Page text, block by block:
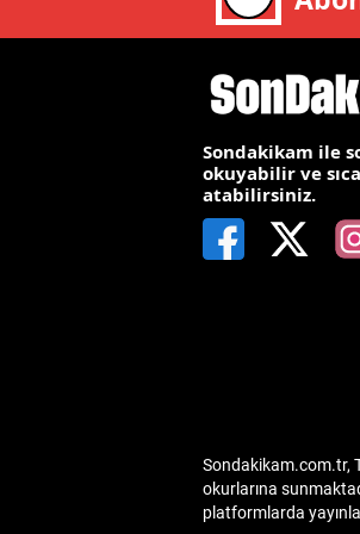
Sondakikam ile
okuyabilir ve
atabilirsiniz.
Sondakikam.com.tr,
okurlarına
platformlarda